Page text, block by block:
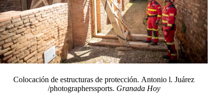
Colocación de estructuras de protección. Antonio l. Juárez
/photographerssports. Granada Hoy